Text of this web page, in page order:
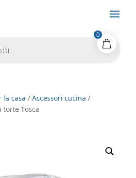
la casa / Accessori cucina /
torte Tosca
0